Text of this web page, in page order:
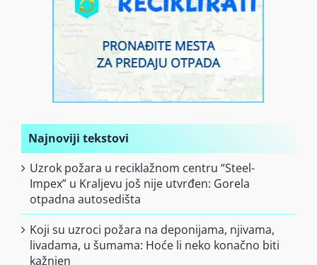
Najnoviji tekstovi
Uzrok požara u reciklažnom centru “Steel-
Impex” u Kraljevu još nije utvrđen: Gorela
otpadna autosedišta
Koji su uzroci požara na deponijama, njivama,
livadama, u šumama: Hoće li neko konačno biti
kažnjen